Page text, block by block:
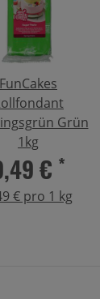
FunCakes
Grün
1kg
€ *
€ pro 1 kg